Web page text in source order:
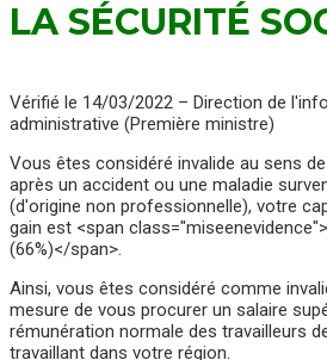
LA SÉCURITÉ
Vérifié le 14/03/2022 – Direction de
administrative (Première ministre)
Vous êtes considéré invalide au sens
après un accident ou une maladie
(d'origine non professionnelle), votre
gain est <span
(66%)</span>.
Ainsi, vous êtes considéré comme
mesure de vous procurer un salaire
rémunération normale des travailleurs
travaillant dans votre région.